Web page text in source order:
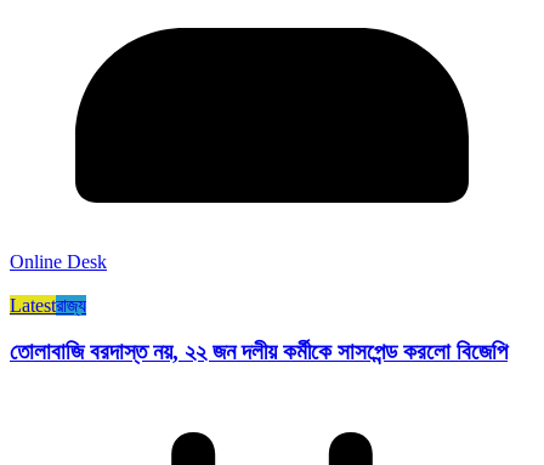
Online Desk
Latestরাজ্য​
তোলাবাজি বরদাস্ত নয়, ২২ জন দলীয় কর্মীকে সাসপেন্ড করলো বিজেপি